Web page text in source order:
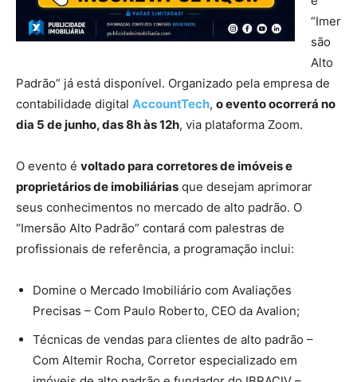
“Imer
são
Alto
Padrão” já está disponível. Organizado pela empresa de
contabilidade digital AccountTech, o evento ocorrerá no
dia 5 de junho, das 8h às 12h, via plataforma Zoom.
O evento é voltado para corretores de imóveis e
proprietários de imobiliárias que desejam aprimorar
seus conhecimentos no mercado de alto padrão. O
“Imersão Alto Padrão” contará com palestras de
profissionais de referência, a programação inclui:
Domine o Mercado Imobiliário com Avaliações
Precisas – Com Paulo Roberto, CEO da Avalion;
Técnicas de vendas para clientes de alto padrão –
Com Altemir Rocha, Corretor especializado em